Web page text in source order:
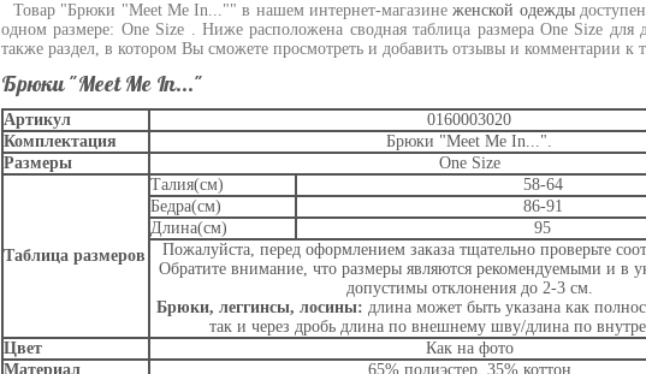
Товар "Брюки "Meet Me In..."" в нашем интернет-магазинеженской одеждыдоступен
одном размере: One Size . Ниже расположена сводная таблица размера One Size для
также раздел, в котором Вы сможете просмотреть и добавить отзывы и комментарии к
Брюки "Meet Me In..."
Артикул
0160003020
Комплектация
Брюки "Meet Me In...".
Размеры
One Size
Таблица размеров
Талия(см)
58-64
Бедра(см)
86-91
Длина(см)
95
Пожалуйста, перед оформлением заказа тщательно проверьте
Обратите внимание, что размеры являются рекомендуемыми и в
допустимы отклонения до 2-3 см.
Брюки, леггинсы, лосины: длина может быть указана как
так и через дробь длина по внешнему шву/длина по
Цвет
Как на фото
Материал
65% полиэстер, 35% коттон